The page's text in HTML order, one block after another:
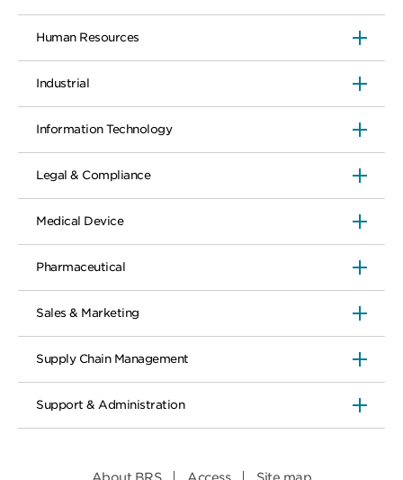
Human Resources
Industrial
Information Technology
Legal & Compliance
Medical Device
Pharmaceutical
Sales & Marketing
Supply Chain Management
Support & Administration